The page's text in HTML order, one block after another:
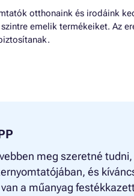
otthonaink és irodáink
emelik termékeiket. Az
meg szeretné
és
a műanyag